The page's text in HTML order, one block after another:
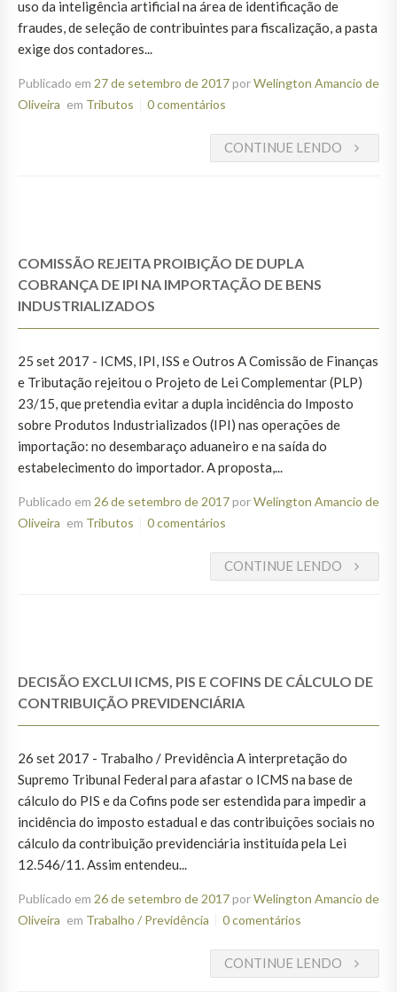
uso da inteligência artificial na área de identificação de
fraudes, de seleção de contribuintes para fiscalização, a pasta
exige dos contadores...
Publicado em 27 de setembro de 2017porWelington Amancio de
Oliveira em Tributos 0 comentários
CONTINUE LENDO
COMISSÃO REJEITA PROIBIÇÃO DE DUPLA
COBRANÇA DE IPI NA IMPORTAÇÃO DE BENS
INDUSTRIALIZADOS
25 set 2017 - ICMS, IPI, ISS e Outros A Comissão de Finanças
e Tributação rejeitou o Projeto de Lei Complementar (PLP)
23/15, que pretendia evitar a dupla incidência do Imposto
sobre Produtos Industrializados (IPI) nas operações de
importação: no desembaraço aduaneiro e na saída do
estabelecimento do importador. A proposta,...
Publicado em 26 de setembro de 2017porWelington Amancio de
Oliveira em Tributos 0 comentários
CONTINUE LENDO
DECISÃO EXCLUI ICMS, PIS E COFINS DE CÁLCULO DE
CONTRIBUIÇÃO PREVIDENCIÁRIA
26 set 2017 - Trabalho / Previdência A interpretação do
Supremo Tribunal Federal para afastar o ICMS na base de
cálculo do PIS e da Cofins pode ser estendida para impedir a
incidência do imposto estadual e das contribuições sociais no
cálculo da contribuição previdenciária instituída pela Lei
12.546/11. Assim entendeu...
Publicado em 26 de setembro de 2017porWelington Amancio de
Oliveira em Trabalho / Previdência 0 comentários
CONTINUE LENDO